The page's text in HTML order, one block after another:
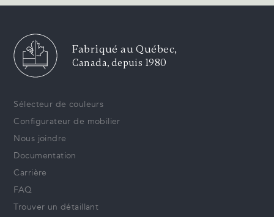
Fabriqué au Québec,
Canada, depuis 1980
Sélecteur de couleurs
Configurateur de mobilier
Nous joindre
Documentation
Carrière
FAQ
Trouver un détaillant